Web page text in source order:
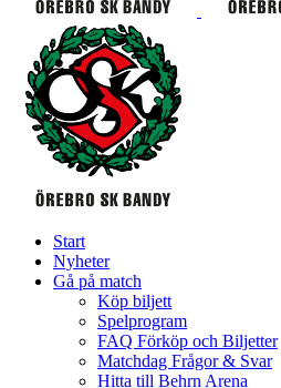
Start
Nyheter
Gå på match
Köp biljett
Spelprogram
FAQ Förköp och Biljetter
Matchdag Frågor & Svar
Hitta till Behrn Arena